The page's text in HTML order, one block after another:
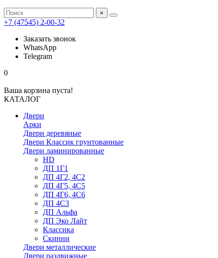
×
+7 (47545) 2-00-32
Заказать звонок
WhatsApp
Telegram
0
Ваша корзина пуста!
КАТАЛОГ
Двери
Арки
Двери деревяные
Двери Классик грунтованные
Двери ламинированные
HD
ДП 1Г1
ДП 4Г2, 4С2
ДП 4Г5, 4С5
ДП 4Г6, 4С6
ДП 4С3
ДП Альфа
ДП Эко Лайт
Классика
Скинни
Двери металлические
Двери раздвижные